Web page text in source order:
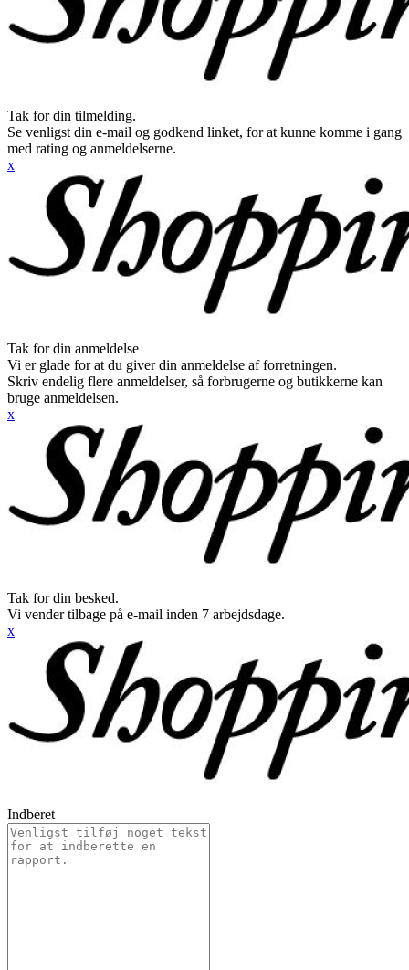
Tak for din tilmelding.
Se venligst din e-mail og godkend linket, for at kunne komme i gang
med rating og anmeldelserne.
x
Tak for din anmeldelse
Vi er glade for at du giver din anmeldelse af forretningen.
Skriv endelig flere anmeldelser, så forbrugerne og butikkerne kan
bruge anmeldelsen.
x
Tak for din besked.
Vi vender tilbage på e-mail inden 7 arbejdsdage.
x
Indberet